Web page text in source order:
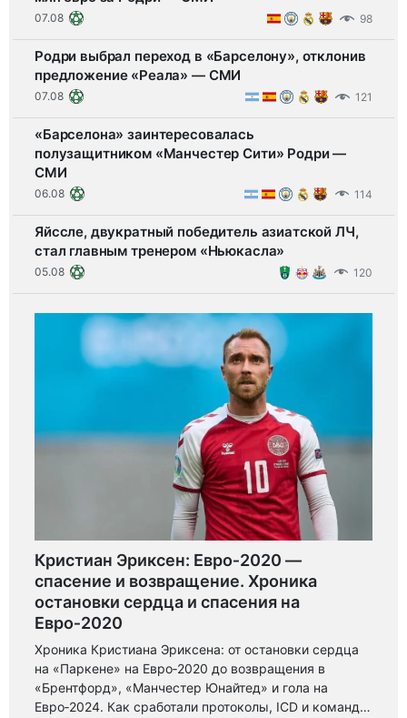
07.08 98
Родри выбрал переход в «Барселону», отклонив
предложение «Реала» — СМИ
07.08 121
«Барселона» заинтересовалась
полузащитником «Манчестер Сити» Родри —
СМИ
06.08 114
Яйссле, двукратный победитель азиатской ЛЧ,
стал главным тренером «Ньюкасла»
05.08 120
Кристиан Эриксен: Евро‑2020 —
спасение и возвращение. Хроника
остановки сердца и спасения на
Евро‑2020
Хроника Кристиана Эриксена: от остановки сердца
на «Паркене» на Евро‑2020 до возвращения в
«Брентфорд», «Манчестер Юнайтед» и гола на
Евро‑2024. Как сработали протоколы, ICD и команда